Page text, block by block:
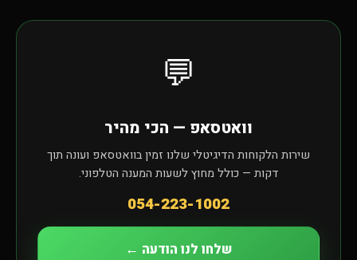
💬
וואטסאפ — הכי מהיר
שירות הלקוחות הדיגיטלי שלנו זמין בוואטסאפ ועונה תוך
דקות — כולל מחוץ לשעות המענה הטלפוני.
054-223-1002
שלחו לנו הודעה ←